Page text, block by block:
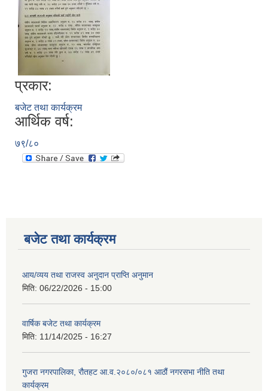
प्रकार:
बजेट तथा कार्यक्रम
आर्थिक वर्ष:
७९/८०
बजेट तथा कार्यक्रम
आय/व्यय तथा राजस्व अनुदान प्राप्ति अनुमान
मिति: 06/22/2026 - 15:00
वार्षिक बजेट तथा कार्यक्रम
मिति: 11/14/2025 - 16:27
गुजरा नगरपालिका, रौतहट आ.व.२०८०/०८१ आठौं नगरसभा नीति तथा
कार्यक्रम